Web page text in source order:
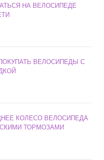
НА ВЕЛОСИПЕДЕ
ВЕЛОСИПЕДЫ С
КОЛЕСО ВЕЛОСИПЕДА
ТОРМОЗАМИ